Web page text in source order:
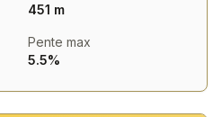
451 m
Pente max
5.5%